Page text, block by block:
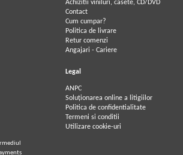
din Oz L. Frank Baum - Vrajitorul din Oz
IN STOC
Pret:13,00Lei
Adaugă în coș
-50%
Achizitii viniluri, casete, CD/DVD
Contact
Cum cumpar?
Politica de livrare
Retur comenzi
Angajari - Cariere
Legal
ANPC
Soluționarea online a litigiilor
Politica de confidentialitate
Termeni si conditii
Utilizare cookie-uri